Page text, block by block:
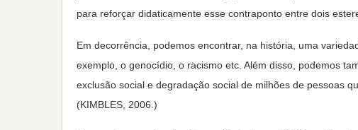
para reforçar didaticamente esse contraponto entre dois
Em decorrência, podemos encontrar, na história, uma
exemplo, o genocídio, o racismo etc. Além disso, podemos
exclusão social e degradação social de milhões de pessoas
(KIMBLES, 2006.)